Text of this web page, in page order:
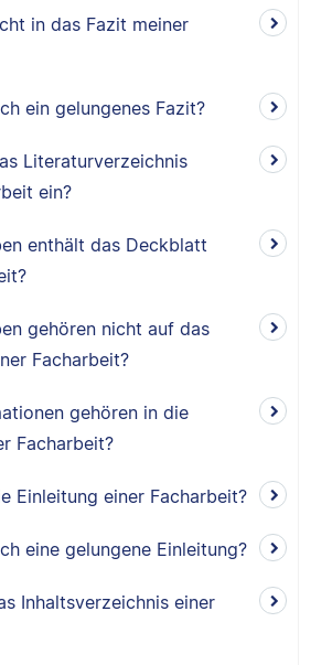
in das Fazit meiner
ein gelungenes Fazit?
Literaturverzeichnis
ein?
enthält das Deckblatt
gehören nicht auf das
Facharbeit?
gehören in die
Facharbeit?
Einleitung einer Facharbeit?
eine gelungene Einleitung?
Inhaltsverzeichnis einer